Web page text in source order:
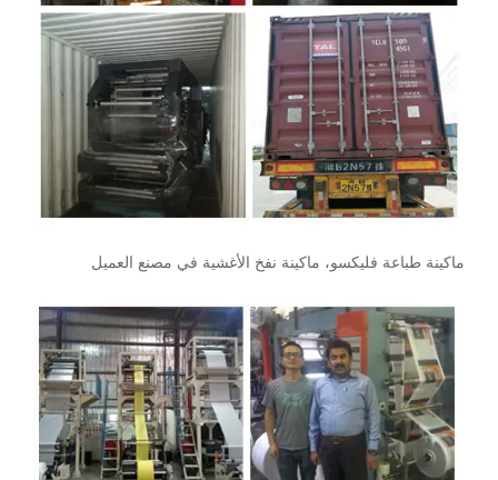
ماكينة طباعة فليكسو، ماكينة نفخ الأغشية في مصنع العميل